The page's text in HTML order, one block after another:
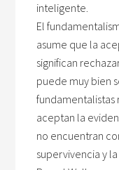
inteligente.
El
asume que la
significan
puede muy bien
fundamentalistas
aceptan la
no encuentran
supervivencia y